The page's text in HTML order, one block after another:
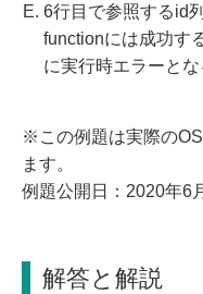
6行目で参照するid
functionには成功す
に実行時エラーとな
※この例題は実際の
ます。
例題公開日：2020年6
解答と解説